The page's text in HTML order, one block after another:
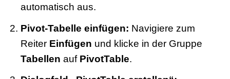
automatisch aus.
Pivot-Tabelle einfügen: Navigiere zum
Reiter Einfügen und klicke in der Gruppe
Tabellen auf PivotTable.